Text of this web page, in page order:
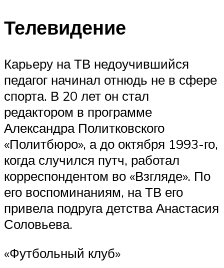
Телевидение
Карьеру на ТВ недоучившийся
педагог начинал отнюдь не в сфере
спорта. В 20 лет он стал
редактором в программе
Александра Политковского
«Политбюро», а до октября 1993-го,
когда случился путч, работал
корреспондентом во «Взгляде». По
его воспоминаниям, на ТВ его
привела подруга детства Анастасия
Соловьева.
«Футбольный клуб»